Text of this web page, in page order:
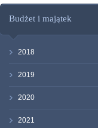
Budżet i majątek
2018
2019
2020
2021